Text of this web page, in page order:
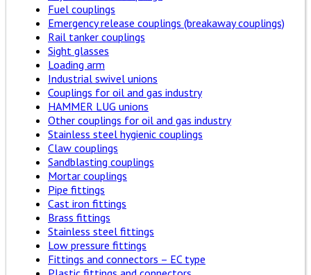
Fuel couplings
Emergency release couplings (breakaway couplings)
Rail tanker couplings
Sight glasses
Loading arm
Industrial swivel unions
Couplings for oil and gas industry
HAMMER LUG unions
Other couplings for oil and gas industry
Stainless steel hygienic couplings
Claw couplings
Sandblasting couplings
Mortar couplings
Pipe fittings
Cast iron fittings
Brass fittings
Stainless steel fittings
Low pressure fittings
Fittings and connectors – EC type